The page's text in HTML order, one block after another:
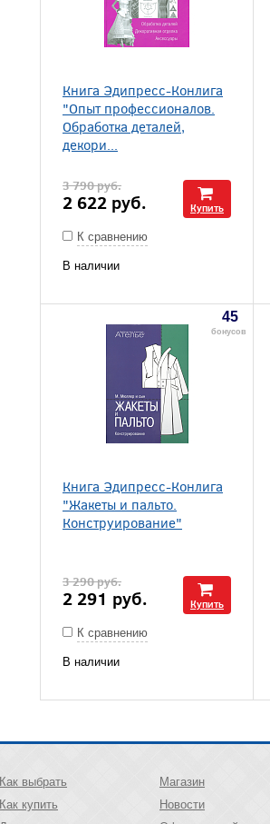
Книга Эдипресс-Конлига
"Опыт профессионалов.
Обработка деталей,
декори...
3 790руб.
2 622 руб. Купить
К сравнению
В наличии
45
бонусов
Книга Эдипресс-Конлига
"Жакеты и пальто.
Конструирование"
3 290руб.
2 291 руб. Купить
К сравнению
В наличии
Как выбрать
Как купить
Магазин
Новости